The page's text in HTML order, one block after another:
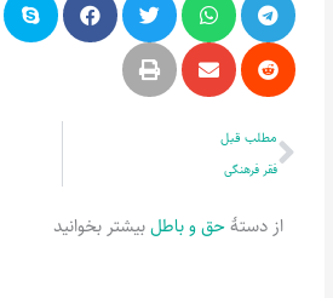
قبلی
مطلب قبل
فقر فرهنگی
از دستۀحق و باطلبیشتر بخوانید